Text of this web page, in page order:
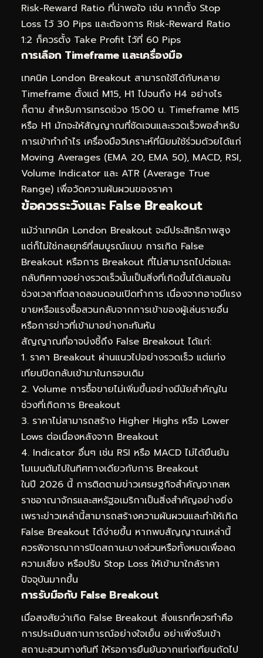
Risk-Reward Ratio ที่น่าพอใจ เช่น หากตั้ง Stop
Loss ไว้ 30 Pips และต้องการ Risk-Reward Ratio
1:2 ก็ควรตั้ง Take Profit ไว้ที่ 60 Pips
การเลือก Timeframe และเครื่องมือ
เทคนิค London Breakout สามารถใช้ได้กับหลาย
Timeframe ตั้งแต่ M15, H1 ไปจนถึง H4 อย่างไร
ก็ตาม สำหรับการเทรดช่วง 15:00 น. Timeframe M15
หรือ H1 มักจะให้สัญญาณที่ชัดเจนและรวดเร็วพอสำหรับ
การเข้าทำกำไร เครื่องมือวิเคราะห์ที่นิยมใช้ร่วมด้วยได้แก่
Moving Averages (EMA 20, EMA 50), MACD, RSI,
Volume Indicator และ ATR (Average True
Range) เพื่อวัดความผันผวนของราคา
ข้อควรระวังและ False Breakout
แม้ว่าเทคนิค London Breakout จะมีประสิทธิภาพสูง
แต่ก็ไม่ใช่กลยุทธ์ที่สมบูรณ์แบบ การเกิด False
Breakout หรือการ Breakout ที่ไม่สามารถไปต่อและ
กลับทิศทางอย่างรวดเร็วนั้นเป็นสิ่งที่เกิดขึ้นได้เสมอใน
ช่วงเวลาที่ตลาดลอนดอนเปิดทำการ เนื่องจากอาจมีแรง
ขายหรือแรงซื้อสวนกลับจากการเข้าของผู้เล่นรายอื่น
หรือการข่าวที่เข้ามาอย่างกะทันหัน
สัญญาณที่อาจบ่งชี้ถึง False Breakout ได้แก่:
1. ราคา Breakout ผ่านแนวไปอย่างรวดเร็ว แต่แท่ง
เทียนปิดกลับเข้ามาในกรอบเดิม
2. Volume การซื้อขายไม่เพิ่มขึ้นอย่างมีนัยสำคัญใน
ช่วงที่เกิดการ Breakout
3. ราคาไม่สามารถสร้าง Higher Highs หรือ Lower
Lows ต่อเนื่องหลังจาก Breakout
4. Indicator อื่นๆ เช่น RSI หรือ MACD ไม่ได้ยืนยัน
โมเมนตัมไปในทิศทางเดียวกับการ Breakout
ในปี 2026 นี้ การติดตามข่าวเศรษฐกิจสำคัญจากสห
ราชอาณาจักรและสหรัฐอเมริกาเป็นสิ่งสำคัญอย่างยิ่ง
เพราะข่าวเหล่านี้สามารถสร้างความผันผวนและทำให้เกิด
False Breakout ได้ง่ายขึ้น หากพบสัญญาณเหล่านี้
ควรพิจารณาการปิดสถานะบางส่วนหรือทั้งหมดเพื่อลด
ความเสี่ยง หรือปรับ Stop Loss ให้เข้ามาใกล้ราคา
ปัจจุบันมากขึ้น
การรับมือกับ False Breakout
เมื่อสงสัยว่าเกิด False Breakout สิ่งแรกที่ควรทำคือ
การประเมินสถานการณ์อย่างใจเย็น อย่าเพิ่งรีบเข้า
สถานะสวนทางทันที ให้รอการยืนยันจากแท่งเทียนถัดไป